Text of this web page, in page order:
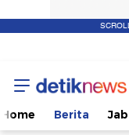
Home Berita